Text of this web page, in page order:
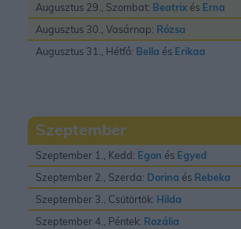
Augusztus 29., Szombat: Beatrix és Erna
Augusztus 30., Vasárnap: Rózsa
Augusztus 31., Hétfő: Bella és Erikaa
Szeptember
Szeptember 1., Kedd: Egon és Egyed
Szeptember 2., Szerda: Dorina és Rebeka
Szeptember 3., Csütörtök: Hilda
Szeptember 4., Péntek: Rozália